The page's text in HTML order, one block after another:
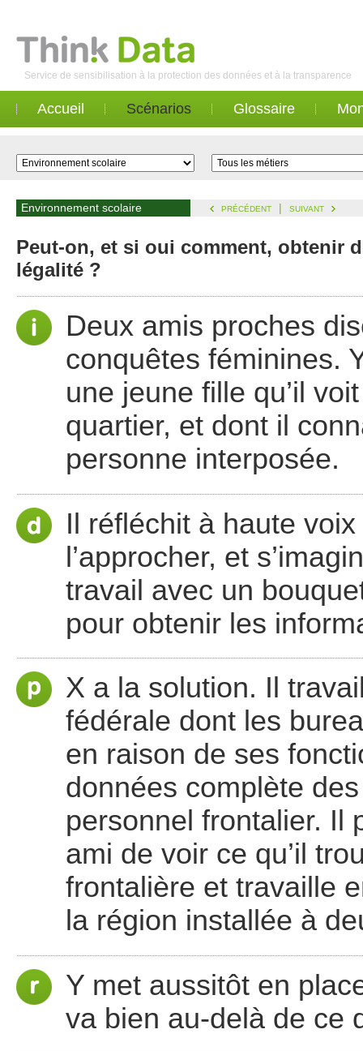
Service de sensibilisation à la protection des données et à la transparence
Accueil Scénarios Glossaire
Environnement scolaire PRÉCÉDENT | SUIVANT
Peut-on, et si oui comment, obtenir
légalité ?
Deux amis proches
conquêtes féminines.
une jeune fille qu’il
quartier, et dont il
personne interposée.
Il réfléchit à haute
l’approcher, et
travail avec un
pour obtenir les
X a la solution. Il
fédérale dont les
en raison de ses
données complète
personnel frontalier. Il
ami de voir ce qu’il
frontalière et travaille
la région installée à
Y met aussitôt en
va bien au-delà de ce